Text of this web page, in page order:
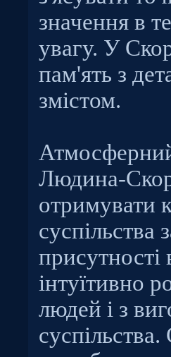
значення в
увагу. У
пам'ять з
змістом.
Людина-
отримувати
суспільства
присутності
інтуїтивно
людей і з